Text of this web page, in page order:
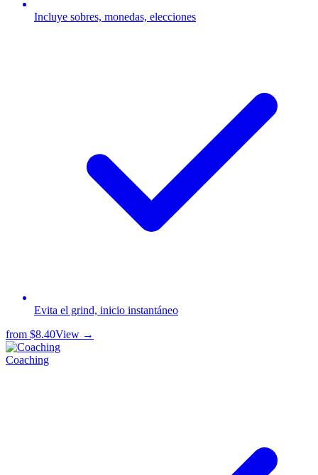
Incluye sobres, monedas, elecciones
Evita el grind, inicio instantáneo
from $8.40View →
Coaching